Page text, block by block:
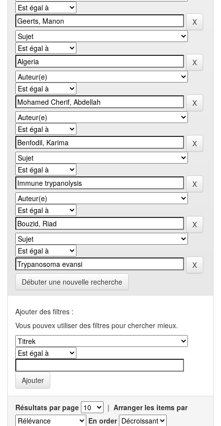
Débuter une nouvelle recherche
Ajouter des filtres :
Vous pouvex utiliser des filtres pour chercher mieux.
Résultats par page | Arranger les items par
En order